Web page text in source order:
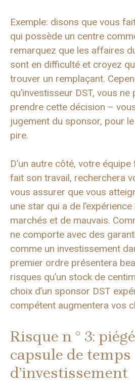
Exemple: disons que vous
qui possède un centre
remarquez que les affaires
sont en difficulté et croyez
trouver un remplaçant.
qu’investisseur DST, vous ne
prendre cette décision –
jugement du sponsor, pour
pire.
D’un autre côté, votre
fait son travail, recherchera
vous assurer que vous
une star qui a de
marchés et de mauvais.
ne comporte avec des
comme un investissement
premier ordre présentera
risques qu’un stock de
choix d’un sponsor DST
compétent augmentera vos
Risque n ° 3:
capsule de temps
d’investissement